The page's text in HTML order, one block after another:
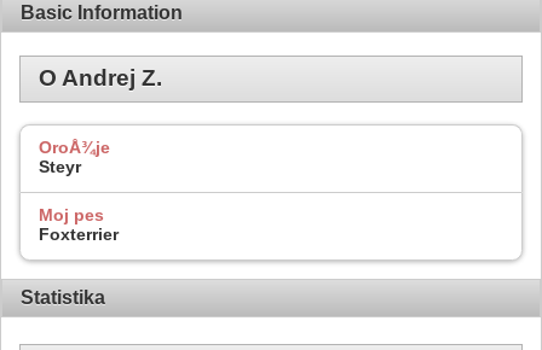
Basic Information
O Andrej Z.
OroÅ¾je
Steyr
Moj pes
Foxterrier
Statistika